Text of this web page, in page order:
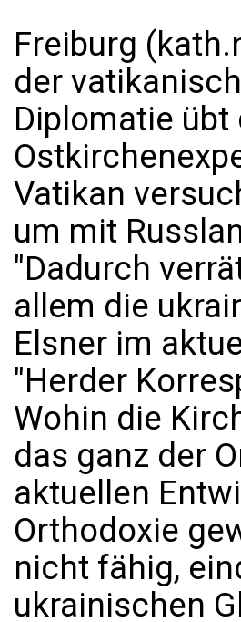
Freiburg
der
Diplomatie
Vatikan
um mit
"Dadurch
allem die
Elsner im
"Herder
Wohin die
das ganz der
aktuellen
Orthodoxie
nicht fähig,
ukrainischen